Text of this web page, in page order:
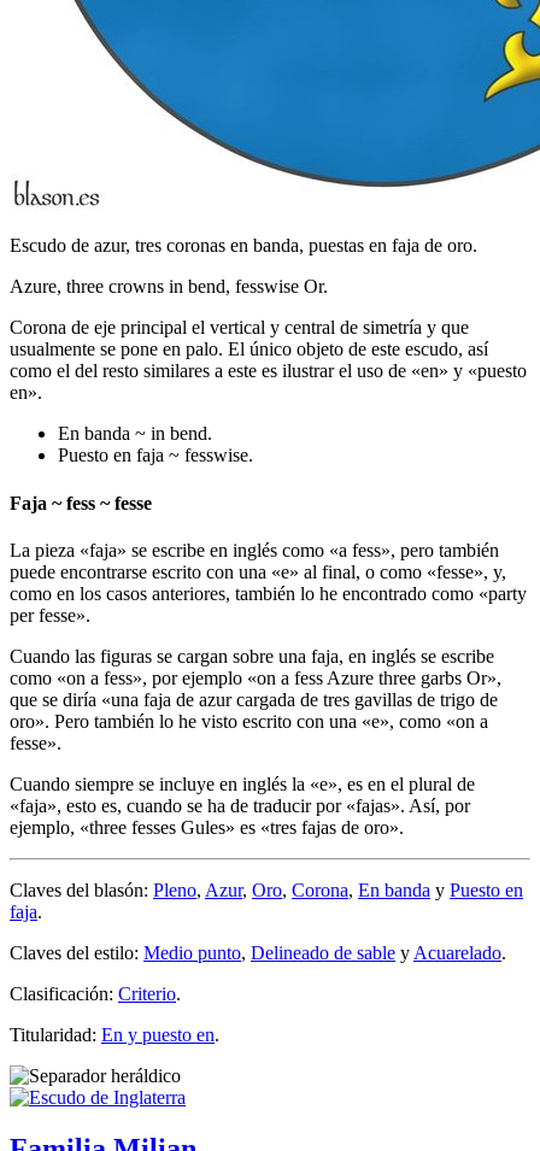
Escudo de azur, tres coronas en banda, puestas en faja de oro.
Azure, three crowns in bend, fesswise Or.
Corona de eje principal el vertical y central de simetría y que
usualmente se pone en palo. El único objeto de este escudo, así
como el del resto similares a este es ilustrar el uso de «en» y «puesto
en».
En banda ~ in bend.
Puesto en faja ~ fesswise.
Faja ~ fess ~ fesse
La pieza «faja» se escribe en inglés como «a fess», pero también
puede encontrarse escrito con una «e» al final, o como «fesse», y,
como en los casos anteriores, también lo he encontrado como «party
per fesse».
Cuando las figuras se cargan sobre una faja, en inglés se escribe
como «on a fess», por ejemplo «on a fess Azure three garbs Or»,
que se diría «una faja de azur cargada de tres gavillas de trigo de
oro». Pero también lo he visto escrito con una «e», como «on a
fesse».
Cuando siempre se incluye en inglés la «e», es en el plural de
«faja», esto es, cuando se ha de traducir por «fajas». Así, por
ejemplo, «three fesses Gules» es «tres fajas de oro».
Claves del blasón: Pleno, Azur, Oro, Corona, En banda y Puesto en
faja.
Claves del estilo: Medio punto, Delineado de sable y Acuarelado.
Clasificación: Criterio.
Titularidad: En y puesto en.